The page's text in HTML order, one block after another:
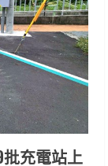
充電站上